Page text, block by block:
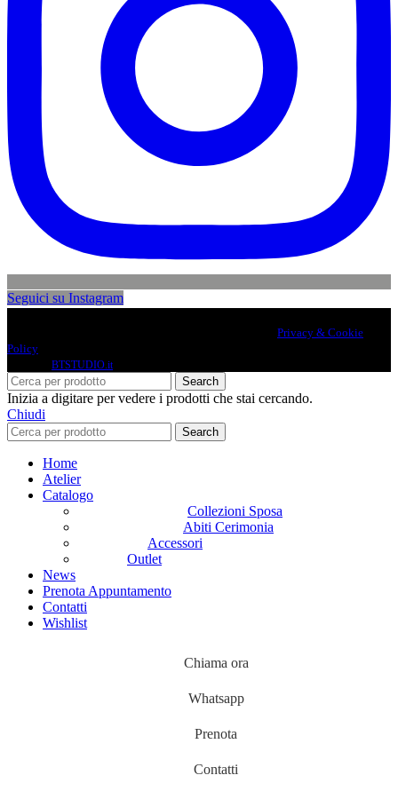
Seguici su Instagram
Privacy & Cookie
Policy
BTSTUDIO.it
Search
Inizia a digitare per vedere i prodotti che stai cercando.
Chiudi
Search
Home
Atelier
Catalogo
Collezioni Sposa
Abiti Cerimonia
Accessori
Outlet
News
Prenota Appuntamento
Contatti
Wishlist
Chiama ora
Whatsapp
Prenota
Contatti